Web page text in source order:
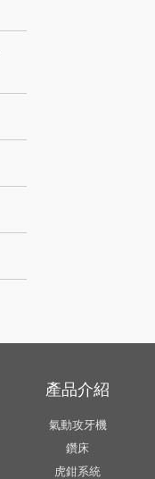
產品介紹
氣動攻牙機
鑽床
虎鉗系統